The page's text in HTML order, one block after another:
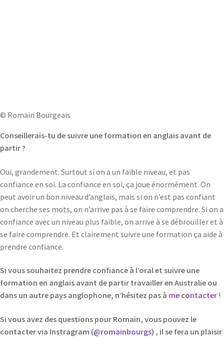
© Romain Bourgeais
Conseillerais-tu de suivre une formation en anglais avant de
partir ?
Oui, grandement. Surtout si on a un faible niveau, et pas
confiance en soi. La confiance en soi, ça joue énormément. On
peut avoir un bon niveau d’anglais, mais si on n’est pas confiant
on cherche ses mots, on n’arrive pas à se faire comprendre. Si on a
confiance avec un niveau plus faible, on arrive à se débrouiller et à
se faire comprendre. Et clairement suivre une formation ça aide à
prendre confiance.
Si vous souhaitez prendre confiance à l’oral et suivre une
formation en anglais avant de partir travailler en Australie ou
dans un autre pays anglophone, n’hésitez pas à me contacter !
Si vous avez des questions pour Romain, vous pouvez le
contacter via Instragram (@romainbourgs) , il se fera un plaisir